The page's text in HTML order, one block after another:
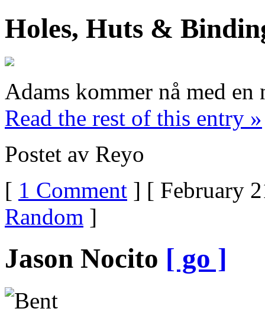
Holes, Huts &
Adams kommer nå med en
Read the rest of this entry »
Postet av Reyo
[ 1 Comment ] [ February
Random ]
Jason Nocito [ go ]